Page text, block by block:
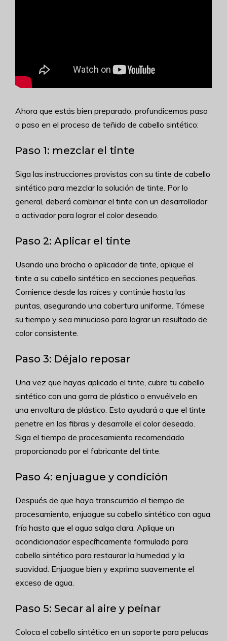
Ahora que estás bien preparado, profundicemos paso
a paso en el proceso de teñido de cabello sintético:
Paso 1: mezclar el tinte
Siga las instrucciones provistas con su tinte de cabello
sintético para mezclar la solución de tinte. Por lo
general, deberá combinar el tinte con un desarrollador
o activador para lograr el color deseado.
Paso 2: Aplicar el tinte
Usando una brocha o aplicador de tinte, aplique el
tinte a su cabello sintético en secciones pequeñas.
Comience desde las raíces y continúe hasta las
puntas, asegurando una cobertura uniforme. Tómese
su tiempo y sea minucioso para lograr un resultado de
color consistente.
Paso 3: Déjalo reposar
Una vez que hayas aplicado el tinte, cubre tu cabello
sintético con una gorra de plástico o envuélvelo en
una envoltura de plástico. Esto ayudará a que el tinte
penetre en las fibras y desarrolle el color deseado.
Siga el tiempo de procesamiento recomendado
proporcionado por el fabricante del tinte.
Paso 4: enjuague y condición
Después de que haya transcurrido el tiempo de
procesamiento, enjuague su cabello sintético con agua
fría hasta que el agua salga clara. Aplique un
acondicionador específicamente formulado para
cabello sintético para restaurar la humedad y la
suavidad. Enjuague bien y exprima suavemente el
exceso de agua.
Paso 5: Secar al aire y peinar
Coloca el cabello sintético en un soporte para pelucas